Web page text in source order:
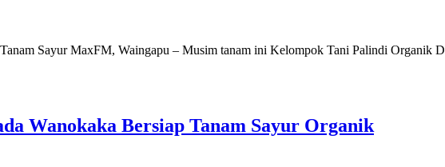
Sayur MaxFM, Waingapu – Musim tanam ini Kelompok Tani Palindi Organik
Wanokaka Bersiap Tanam Sayur Organik